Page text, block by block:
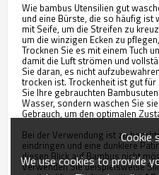
Wie bambus Utensilien gut
und eine Bürste, die so häufig ist
mit Seife, um die Streifen zu
um die winzigen Ecken zu
Trocknen Sie es mit einem Tuch
damit die Luft strömen und
Sie daran, es nicht
trocken ist. Trockenheit ist gut
Sie Ihre gebrauchten
Wasser, sondern waschen Sie
Gebrauch, um den optimalen
Bei der Verwendung ist zu
eindringen und eine dunklere
diesen Blick auf Bambus nicht
Verwenden Sie beispielsweise
Cookie
We use cookies to provide